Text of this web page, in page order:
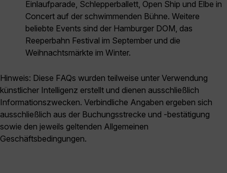
Einlaufparade, Schlepperballett, Open Ship und Elbe in
Concert auf der schwimmenden Bühne. Weitere
beliebte Events sind der Hamburger DOM, das
Reeperbahn Festival im September und die
Weihnachtsmärkte im Winter.
Hinweis: Diese FAQs wurden teilweise unter Verwendung
künstlicher Intelligenz erstellt und dienen ausschließlich
Informationszwecken. Verbindliche Angaben ergeben sich
ausschließlich aus der Buchungsstrecke und -bestätigung
sowie den jeweils geltenden Allgemeinen
Geschäftsbedingungen.